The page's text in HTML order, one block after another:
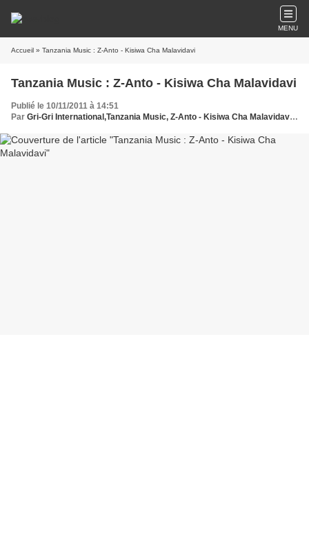
MENU
Accueil » Tanzania Music : Z-Anto - Kisiwa Cha Malavidavi
Tanzania Music : Z-Anto - Kisiwa Cha Malavidavi
Publié le 10/11/2011 à 14:51
Par Gri-Gri International,Tanzania Music, Z-Anto - Kisiwa Cha Malavidavi, Ma solange Oussou